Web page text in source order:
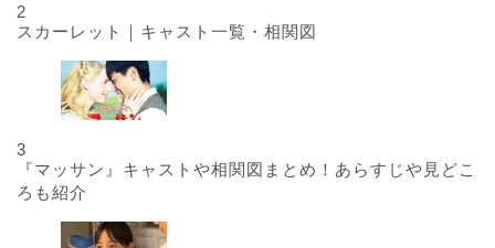
2
スカーレット｜キャスト一覧・相関図
3
『マッサン』キャストや相関図まとめ！あらすじや見どこ
ろも紹介